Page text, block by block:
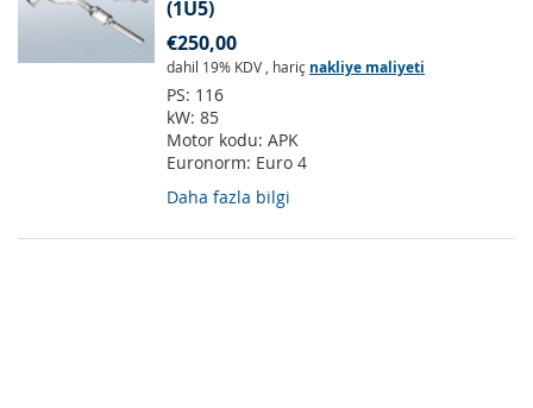
(1U5)
€250,00
dahil 19% KDV , hariç nakliye maliyeti
PS: 116
kW: 85
Motor kodu: APK
Euronorm: Euro 4
Daha fazla bilgi